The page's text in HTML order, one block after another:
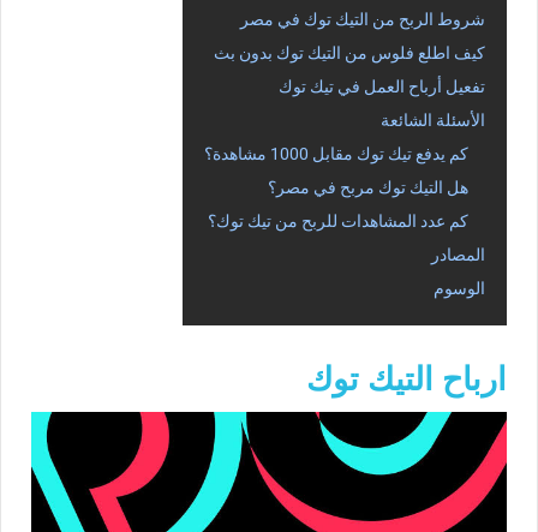
شروط الربح من التيك توك في مصر
كيف اطلع فلوس من التيك توك بدون بث
تفعيل أرباح العمل في تيك توك
الأسئلة الشائعة
كم يدفع تيك توك مقابل 1000 مشاهدة؟
هل التيك توك مربح في مصر؟
كم عدد المشاهدات للربح من تيك توك؟
المصادر
الوسوم
ارباح التيك توك